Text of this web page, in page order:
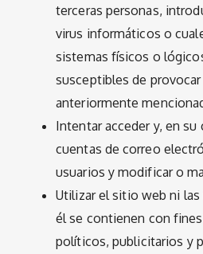
terceras personas,
virus informáticos o
sistemas físicos o
susceptibles de
anteriormente
Intentar acceder y, en su
cuentas de correo
usuarios y modificar o
Utilizar el sitio web ni
él se contienen con
políticos, publicitarios y